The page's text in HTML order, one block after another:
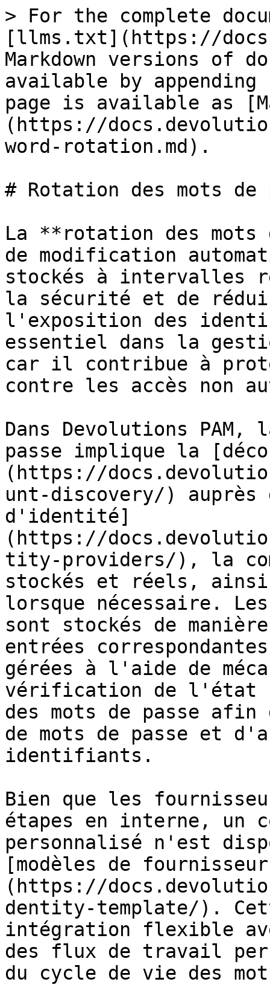
> For the complete
[llms.txt](https://
Markdown versions of
available by
page is available as
(https://
word-rotation.md).
# Rotation des mots de
La **rotation des mots
de modification
stockés à intervalles
la sécurité et de
l'exposition des
essentiel dans la
car il contribue à
contre les accès non
Dans Devolutions
passe implique la
(https://
unt-discovery/)
d'identité]
(https://
tity-providers/), la
stockés et réels,
lorsque nécessaire. Les
sont stockés de
entrées
gérées à l'aide de
vérification de l'état
des mots de passe
de mots de passe et
identifiants.
Bien que les
étapes en interne, un
personnalisé n'est
[modèles de
(https://
dentity-template/).
intégration flexible
des flux de travail
du cycle de vie des